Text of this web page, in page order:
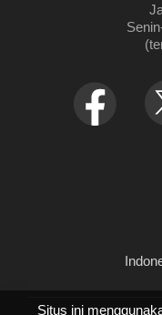
Situs ini